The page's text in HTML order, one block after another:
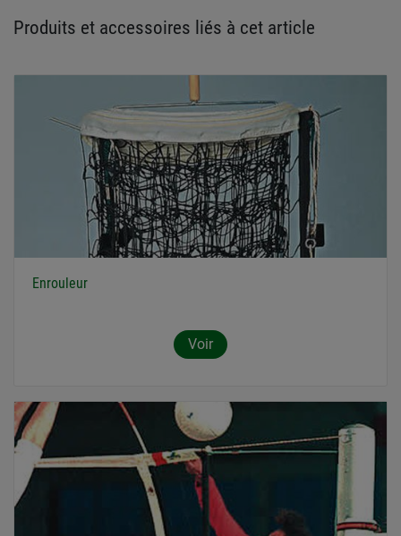
Produits et accessoires liés à cet article
Enrouleur
Voir